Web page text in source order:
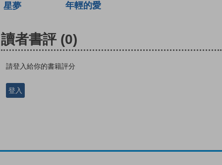
星夢 年輕的愛
讀者書評 (0)
請登入給你的書籍評分
登入